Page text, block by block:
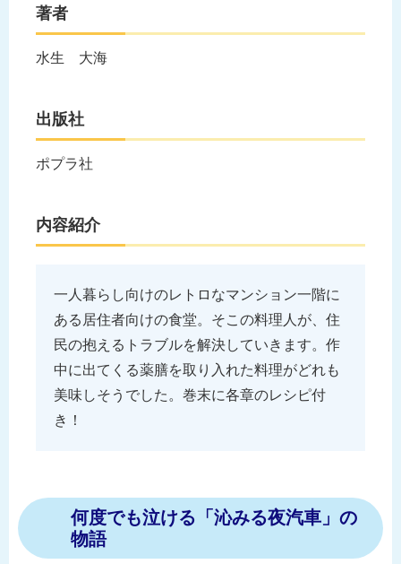
著者
水生 大海
出版社
ポプラ社
内容紹介
一人暮らし向けのレトロなマンション一階に
ある居住者向けの食堂。そこの料理人が、住
民の抱えるトラブルを解決していきます。作
中に出てくる薬膳を取り入れた料理がどれも
美味しそうでした。巻末に各章のレシピ付
き！
何度でも泣ける「沁みる夜汽車」の
物語